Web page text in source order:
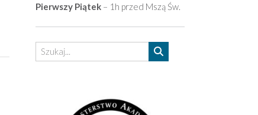
Pierwszy Piątek– 1h przed Mszą Św.